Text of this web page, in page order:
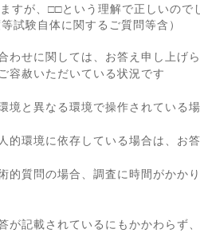
すが、□□という理解で正しいので
試験自体に関するご質問等含）
わせに関しては、お答え申し上
容赦いただいている状況です
境と異なる環境で操作されている
的環境に依存している場合は、お答
的質問の場合、調査に時間がかか
が記載されているにもかかわらず